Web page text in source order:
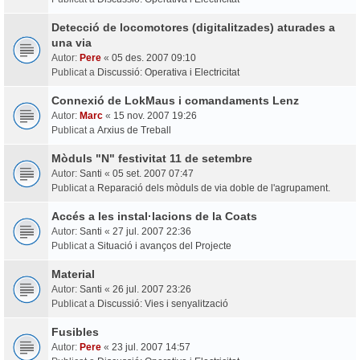
Detecció de locomotores (digitalitzades) aturades a
una via
Autor: Pere « 05 des. 2007 09:10
Publicat a Discussió: Operativa i Electricitat
Connexió de LokMaus i comandaments Lenz
Autor: Marc « 15 nov. 2007 19:26
Publicat a Arxius de Treball
Mòduls "N" festivitat 11 de setembre
Autor: Santi « 05 set. 2007 07:47
Publicat a Reparació dels mòduls de via doble de l'agrupament.
Accés a les instal·lacions de la Coats
Autor: Santi « 27 jul. 2007 22:36
Publicat a Situació i avanços del Projecte
Material
Autor: Santi « 26 jul. 2007 23:26
Publicat a Discussió: Vies i senyalització
Fusibles
Autor: Pere « 23 jul. 2007 14:57